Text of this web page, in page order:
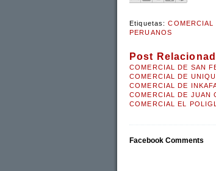
Etiquetas:COMERCIAL
PERUANOS
Post
COMERCIAL DE SAN
COMERCIAL DE
COMERCIAL DE
COMERCIAL DE JUAN
COMERCIAL EL
Facebook Comments